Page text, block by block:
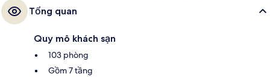
Tổng quan
Quy mô khách sạn
103 phòng
Gồm 7 tầng